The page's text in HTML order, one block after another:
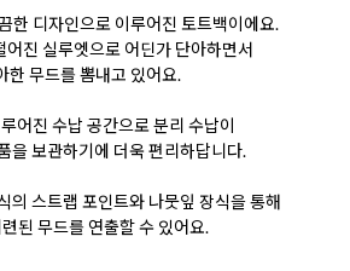
한 디자인으로 이루어진 토트백이에요.
어진 실루엣으로 어딘가 단아하면서
한 무드를 뽐내고 있어요.
어진 수납 공간으로분리 수납이
을 보관하기에 더욱 편리하답니다.
의 스트랩 포인트와 나뭇잎 장식을 통해
된 무드를 연출할 수 있어요.